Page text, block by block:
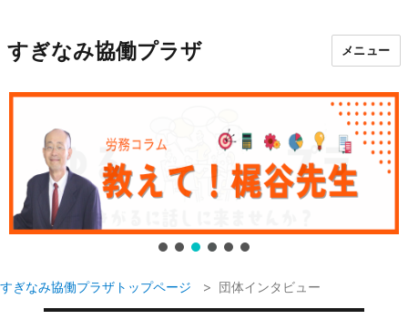
すぎなみ協働プラザ メニュー
すぎなみ協働プラザトップページ 団体インタビュー